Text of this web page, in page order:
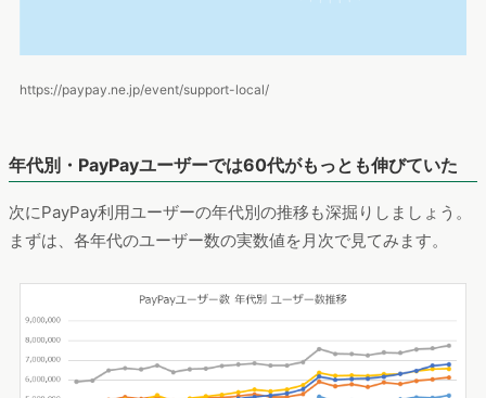
https://paypay.ne.jp/event/support-local/
年代別・PayPayユーザーでは60代がもっとも伸びていた
次にPayPay利用ユーザーの年代別の推移も深掘りしましょう。
まずは、各年代のユーザー数の実数値を月次で見てみます。